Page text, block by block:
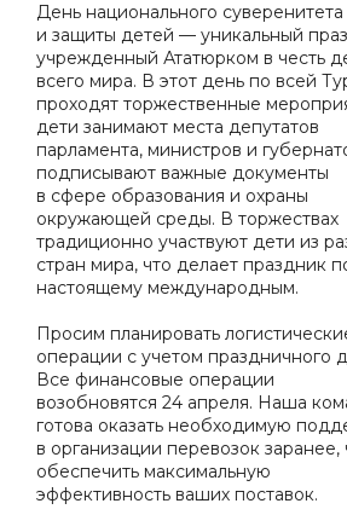
День национального суверенитета
и защиты детей — уникальный
учрежденный Ататюрком в честь
всего мира. В этот день по всей
проходят торжественные
дети занимают места депутатов
парламента, министров и
подписывают важные документы
в сфере образования и охраны
окружающей среды. В торжествах
традиционно участвуют дети из
стран мира, что делает праздник
настоящему международным.
Просим планировать
операции с учетом праздничного
Все финансовые операции
возобновятся 24 апреля. Наша
готова оказать необходимую
в организации перевозок заранее,
обеспечить максимальную
эффективность ваших поставок.